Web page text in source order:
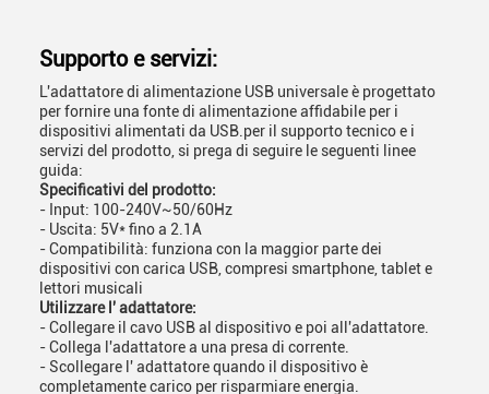
Supporto e servizi:
L'adattatore di alimentazione USB universale è progettato
per fornire una fonte di alimentazione affidabile per i
dispositivi alimentati da USB.per il supporto tecnico e i
servizi del prodotto, si prega di seguire le seguenti linee
guida:
Specificativi del prodotto:
- Input: 100-240V~50/60Hz
- Uscita: 5V* fino a 2.1A
- Compatibilità: funziona con la maggior parte dei
dispositivi con carica USB, compresi smartphone, tablet e
lettori musicali
Utilizzare l' adattatore:
- Collegare il cavo USB al dispositivo e poi all'adattatore.
- Collega l'adattatore a una presa di corrente.
- Scollegare l' adattatore quando il dispositivo è
completamente carico per risparmiare energia.